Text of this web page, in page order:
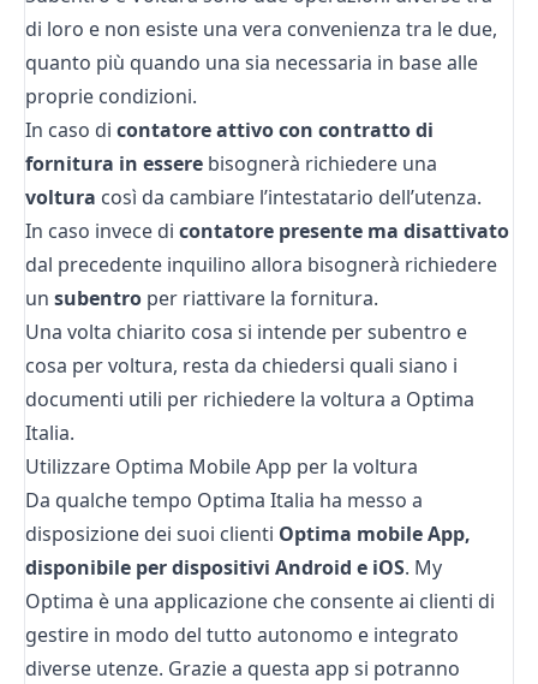
di loro e non esiste una vera convenienza tra le due,
quanto più quando una sia necessaria in base alle
proprie condizioni.
In caso di contatore attivo con contratto di
fornitura in essere bisognerà richiedere una
voltura così da cambiare l’intestatario dell’utenza.
In caso invece di contatore presente ma disattivato
dal precedente inquilino allora bisognerà richiedere
un subentro per riattivare la fornitura.
Una volta chiarito cosa si intende per subentro e
cosa per voltura, resta da chiedersi quali siano i
documenti utili per richiedere la voltura a Optima
Italia.
Utilizzare Optima Mobile App per la voltura
Da qualche tempo Optima Italia ha messo a
disposizione dei suoi clienti Optima mobile App,
disponibile per dispositivi Android e iOS. My
Optima è una applicazione che consente ai clienti di
gestire in modo del tutto autonomo e integrato
diverse utenze. Grazie a questa app si potranno